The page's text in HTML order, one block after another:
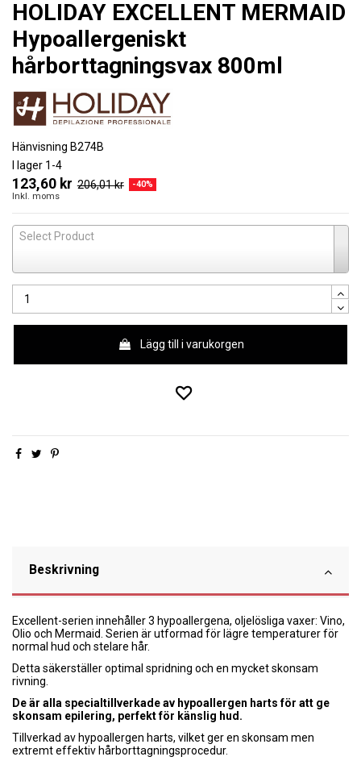
HOLIDAY EXCELLENT MERMAID
Hypoallergeniskt
hårborttagningsvax 800ml
Hänvisning B274B
I lager 1-4
123,60 kr 206,01 kr
-40%
Inkl. moms
Select Product
Lägg till i varukorgen
Beskrivning
Excellent-serien innehåller 3 hypoallergena, oljelösliga vaxer: Vino,
Olio och Mermaid. Serien är utformad för lägre temperaturer för
normal hud och stelare hår.
Detta säkerställer optimal spridning och en mycket skonsam
rivning.
De är alla specialtillverkade av hypoallergen harts för att ge
skonsam epilering, perfekt för känslig hud.
Tillverkad av hypoallergen harts, vilket ger en skonsam men
extremt effektiv hårborttagningsprocedur.